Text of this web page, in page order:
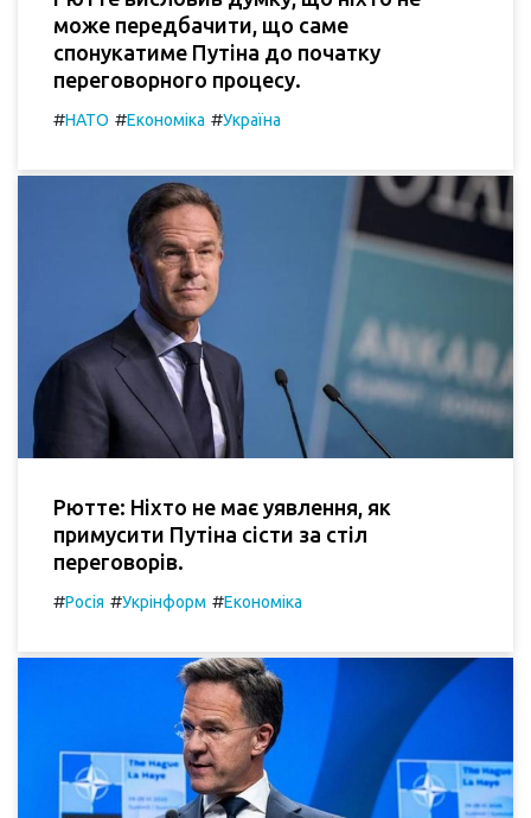
може передбачити, що саме
спонукатиме Путіна до початку
переговорного процесу.
#НАТО #Економіка #Україна
Рютте: Ніхто не має уявлення, як
примусити Путіна сісти за стіл
переговорів.
#Росія #Укрінформ #Економіка